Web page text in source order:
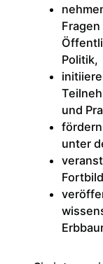
Politik,
und
unter